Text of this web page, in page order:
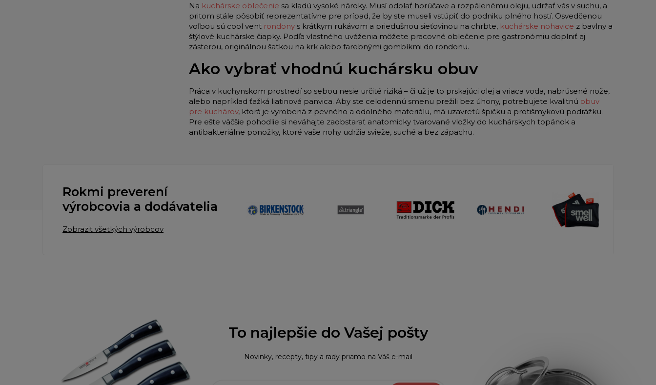
Na kuchárske oblečenie sa kladú vysoké nároky. Musí odolať horúčave a rozpálenému oleju, udržať vás v suchu, a
pritom stále pôsobiť reprezentatívne pre prípad, že by ste museli vstúpiť do podniku plného hostí. Osvedčenou
voľbou sú cool vent rondony s krátkym rukávom a priedušnou sieťovinou na chrbte, kuchárske nohavice z bavlny a
štýlové kuchárske čiapky. Podľa vlastného uváženia môžete pracovné oblečenie pre gastronómiu doplniť aj
zásterou, originálnou šatkou na krk alebo farebnými gombíkmi do rondonu.
Ako vybrať vhodnú kuchársku obuv
Práca v kuchynskom prostredí so sebou nesie určité riziká – či už je to prskajúci olej a vriaca voda, nabrúsené nože,
alebo napríklad ťažká liatinová panvica. Aby ste celodennú smenu prežili bez úhony, potrebujete kvalitnú obuv
pre kuchárov, ktorá je vyrobená z pevného a odolného materiálu, má uzavretú špičku a protišmykovú podrážku.
Pre ešte väčšie pohodlie si neváhajte zaobstarať anatomicky tvarované vložky do kuchárskych topánok a
antibakteriálne ponožky, ktoré vaše nohy udržia svieže, suché a bez zápachu.
Rokmi preverení
výrobcovia a dodávatelia
Zobraziť všetkých výrobcov
To najlepšie do Vašej pošty
Novinky, recepty, tipy a rady priamo na Váš e-mail